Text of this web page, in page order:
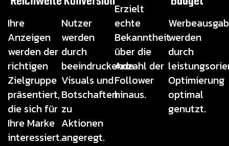
Ihre
Anzeigen
werden der
richtigen
Zielgruppe
präsentiert,
die sich für
Ihre Marke
interessiert.
Nutzer
werden
durch
beeindruckende
Visuals und
Botschaften
zu
Aktionen
angeregt.
Erzielt
echte
Bekanntheit
über die
Anzahl der
Follower
hinaus.
werden
durch
Optimierung
optimal
genutzt.